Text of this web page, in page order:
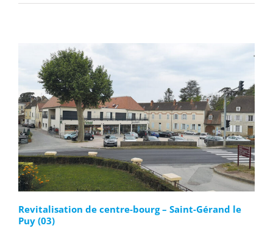
Revitalisation de centre-bourg – Saint-Gérand le
Puy (03)